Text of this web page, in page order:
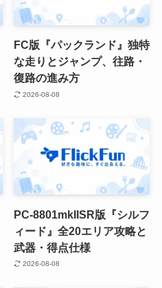
FC版『パックランド』独特
な走りとジャンプ、往路・
復路の進み方
2026-08-08
PC-8801mkIISR版『シルフ
ィード』全20エリア攻略と
武器・得点仕様
2026-08-08